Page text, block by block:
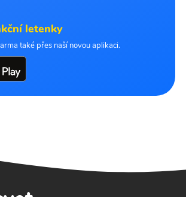
letenky
také přes naší novou aplikaci.